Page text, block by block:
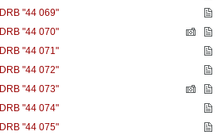
DRB "44 069"
DRB "44 070"
DRB "44 071"
DRB "44 072"
DRB "44 073"
DRB "44 074"
DRB "44 075"